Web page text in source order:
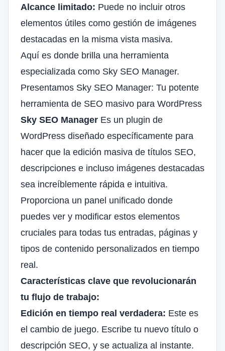
Alcance limitado: Puede no incluir otros
elementos útiles como gestión de imágenes
destacadas en la misma vista masiva.
Aquí es donde brilla una herramienta
especializada como Sky SEO Manager.
Presentamos Sky SEO Manager: Tu potente
herramienta de SEO masivo para WordPress
Sky SEO Manager Es un plugin de
WordPress diseñado específicamente para
hacer que la edición masiva de títulos SEO,
descripciones e incluso imágenes destacadas
sea increíblemente rápida e intuitiva.
Proporciona un panel unificado donde
puedes ver y modificar estos elementos
cruciales para todas tus entradas, páginas y
tipos de contenido personalizados en tiempo
real.
Características clave que revolucionarán
tu flujo de trabajo:
Edición en tiempo real verdadera: Este es
el cambio de juego. Escribe tu nuevo título o
descripción SEO, y se actualiza al instante.